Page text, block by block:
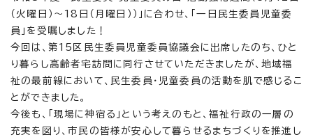
（火曜日）～18日（月曜日））」に合わせ、「一日民生委員児童委
員」を受嘱しました！
今回は、第15区民生委員児童委員協議会に出席したのち、ひと
り暮らし高齢者宅訪問に同行させていただきましたが、地域福
祉の最前線において、民生委員・児童委員の活動を肌で感じるこ
とができました。
今後も、「現場に神宿る」という考えのもと、福祉行政の一層の
充実を図り、市民の皆様が安心して暮らせるまちづくりを推進し